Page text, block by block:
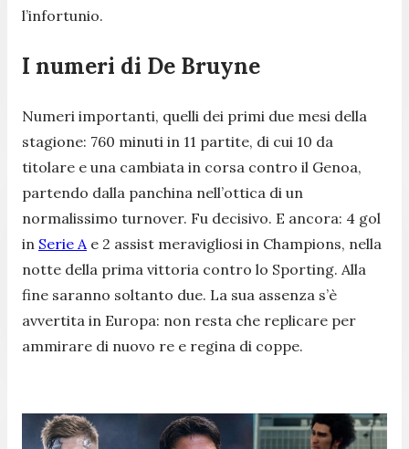
l’infortunio.
I numeri di De Bruyne
Numeri importanti, quelli dei primi due mesi della
stagione: 760 minuti in 11 partite, di cui 10 da
titolare e una cambiata in corsa contro il Genoa,
partendo dalla panchina nell’ottica di un
normalissimo turnover. Fu decisivo. E ancora: 4 gol
in Serie Ae 2 assist meravigliosi in Champions, nella
notte della prima vittoria contro lo Sporting. Alla
fine saranno soltanto due. La sua assenza s’è
avvertita in Europa: non resta che replicare per
ammirare di nuovo re e regina di coppe.